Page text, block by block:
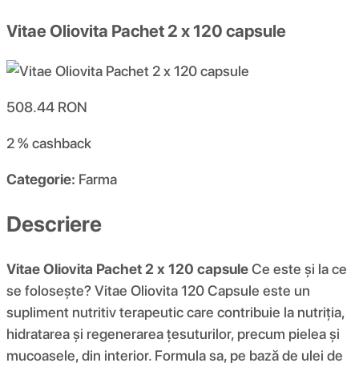
Vitae Oliovita Pachet 2 x 120 capsule
508.44 RON
2 %cashback
Categorie: Farma
Descriere
Vitae Oliovita Pachet 2 x 120 capsuleCe este și la ce
se folosește? Vitae Oliovita 120 Capsule este un
supliment nutritiv terapeutic care contribuie la nutriția,
hidratarea și regenerarea țesuturilor, precum pielea și
mucoasele, din interior. Formula sa, pe bază de ulei de